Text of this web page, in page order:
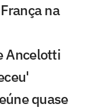
na
Ancelotti
quase